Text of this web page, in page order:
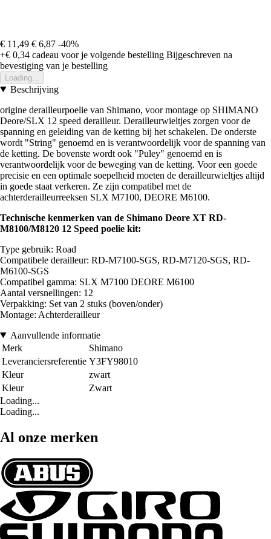
€ 11,49 € 6,87 -40%
+€ 0,34 cadeau voor je volgende bestelling Bijgeschreven na
bevestiging van je bestelling
Loading...
Beschrijving
origine derailleurpoelie van Shimano, voor montage op SHIMANO
Deore/SLX 12 speed derailleur. Derailleurwieltjes zorgen voor de
spanning en geleiding van de ketting bij het schakelen. De onderste
wordt "String" genoemd en is verantwoordelijk voor de spanning van
de ketting. De bovenste wordt ook "Puley" genoemd en is
verantwoordelijk voor de beweging van de ketting. Voor een goede
precisie en een optimale soepelheid moeten de derailleurwieltjes altijd
in goede staat verkeren. Ze zijn compatibel met de
achterderailleurreeksen SLX M7100, DEORE M6100.
Technische kenmerken van de Shimano Deore XT RD-
M8100/M8120 12 Speed poelie kit:
Type gebruik: Road
Compatibele derailleur: RD-M7100-SGS, RD-M7120-SGS, RD-
M6100-SGS
Compatibel gamma: SLX M7100 DEORE M6100
Aantal versnellingen: 12
Verpakking: Set van 2 stuks (boven/onder)
Montage: Achterderailleur
Aanvullende informatie
Merk
Shimano
Leveranciersreferentie Y3FY98010
Kleur
zwart
Kleur
Zwart
Loading...
Loading...
Al onze merken